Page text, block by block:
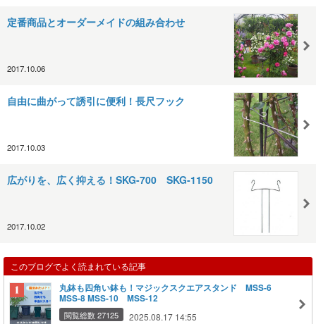
定番商品とオーダーメイドの組み合わせ
2017.10.06
自由に曲がって誘引に便利！長尺フック
2017.10.03
広がりを、広く抑える！SKG-700 SKG-1150
2017.10.02
このブログでよく読まれている記事
丸鉢も四角い鉢も！マジックスクエアスタンド MSS-6
MSS-8 MSS-10 MSS-12
閲覧総数 27125 2025.08.17 14:55